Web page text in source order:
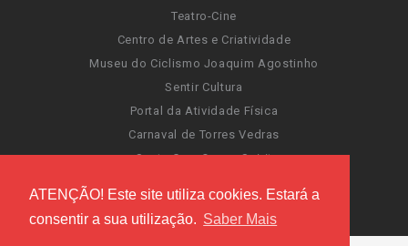
ATENÇÃO! Este site utiliza cookies. Estará a
consentir a sua utilização. Saber Mais
Teatro-Cine
Centro de Artes e Criatividade
Museu do Ciclismo Joaquim Agostinho
Sentir Cultura
Portal da Atividade Física
Carnaval de Torres Vedras
Santa Cruz Ocean Spirit